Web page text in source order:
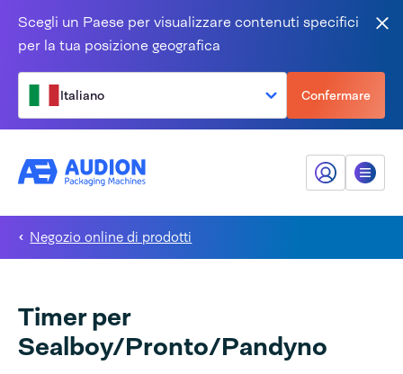
Scegli un Paese per visualizzare contenuti specifici
per la tua posizione geografica
Italiano Confermare
Il mio Audion
Menù
Negozio online di prodotti
Timer per
Sealboy/Pronto/Pandyno